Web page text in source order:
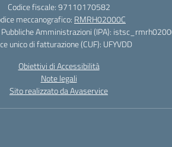
Codice fiscale: 97110170582
meccanografico: RMRH02000C
Pubbliche Amministrazioni (IPA):
unico di fatturazione (CUF): UFYVDD
Obiettivi di Accessibilità
Note legali
Sito realizzato da Avaservice